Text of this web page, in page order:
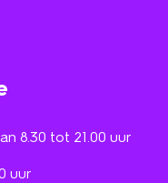
8.30 tot 21.00 uur
uur